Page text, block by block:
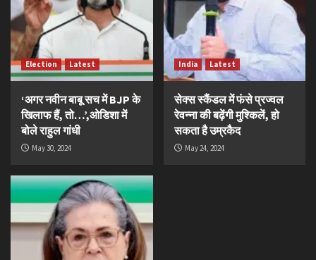
Election Latest
‘अगर नवीन बाबू सच में BJP के
खिलाफ हैं, तो…’,ओडिशा में
बोले राहुल गांधी
May 30, 2024
India Latest
सेक्स स्कैंडल में फंसे प्रज्वल
रेवन्ना की बढ़ेंगी मुश्किलें, हो
सकता है उम्रकैद
May 24, 2024